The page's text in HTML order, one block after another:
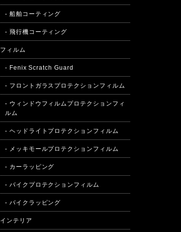
- 船舶コーティング
- 飛行機コーティング
フィルム
- Fenix Scratch Guard
- フロントガラスプロテクションフィルム
- ウィンドウフィルムプロテクションフィ
ルム
- ヘッドライトプロテクションフィルム
- メッキモールプロテクションフィルム
- カーラッピング
- バイクプロテクションフィルム
- バイクラッピング
インテリア